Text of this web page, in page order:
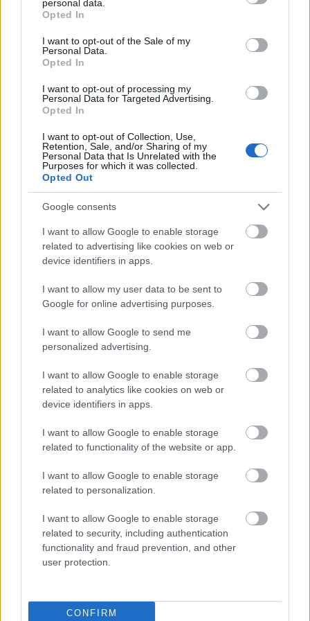
grant or deny consent to Google and its third-party tags to
use your data for below specified purposes in below Google
consent section.
personal data.
Opted In
I want to opt-out of the Sale of my
Personal Data.
Opted In
I want to opt-out of processing my
Personal Data for Targeted Advertising.
Opted In
I want to opt-out of Collection, Use,
Retention, Sale, and/or Sharing of my
Personal Data that Is Unrelated with the
Purposes for which it was collected.
Opted Out
Google consents
I want to allow Google to enable storage
related to advertising like cookies on web or
device identifiers in apps.
I want to allow my user data to be sent to
Google for online advertising purposes.
I want to allow Google to send me
personalized advertising.
I want to allow Google to enable storage
related to analytics like cookies on web or
device identifiers in apps.
I want to allow Google to enable storage
related to functionality of the website or app.
I want to allow Google to enable storage
related to personalization.
I want to allow Google to enable storage
related to security, including authentication
functionality and fraud prevention, and other
user protection.
CONFIRM
Segunda.
3. Kike García (Delantero, Osasuna, 2.830.000, 127
El curso empezó bastante bien para Kike pero sus
puntuaciones empezaron a bajar con el paso de las
jornadas. En sus seis primeros partidos con el conjunto
rojillo metió 2 goles. Después, sólo 3 goles en 27 jornadas
para un total de 127 puntos.
Su rendimiento ha estado muy lejos de lo esperado tras
deslumbrar con el Eibar en la 20/21, cuando llegó a 237
relegó al banquillo en la segunda vuelta.
2. Gerard Moreno (Delantero, Villarreal, 10.660.000,
128 pts.)
El caso de Gerard Moreno ha sido de lo más destacado de
este curso en Comunio, pues el año pasado sumó 308
puntos que se debieron a los 23 goles y 7 asistencias que
mitad de puntos (128) debido a la gran cantidad de lesiones
musculares que ha sufrido. Apenas 17 partidos en los que
Pese a que cuando jugó no puntúo nada mal (su media de
puntos es alta), su valor de mercado ha sufrido muchos
altibajos durante el curso y bajado de los 18 millones que
valía en agosto a los 10,5 millones de hoy en día, para
desgracia de todo manager que apostara fuerte por él. Si las